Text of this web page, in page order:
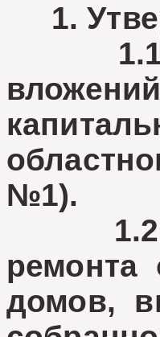
1.
1.1.
№1).
1.2.
ремонта
домов,